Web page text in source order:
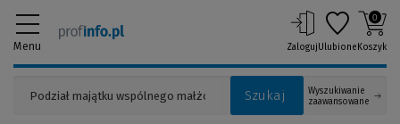
Menu
Szukaj
Wyszukiwanie
zaawansowane
ZalogujUlubione
0
Koszyk